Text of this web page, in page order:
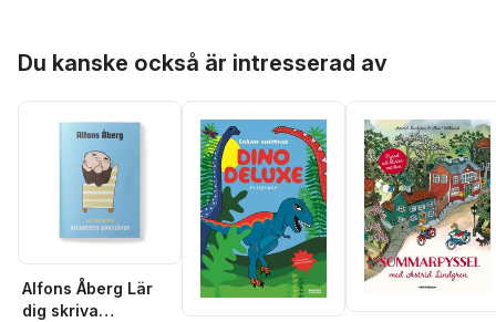
Du kanske också är intresserad av
Alfons Åberg Lär
dig skriva